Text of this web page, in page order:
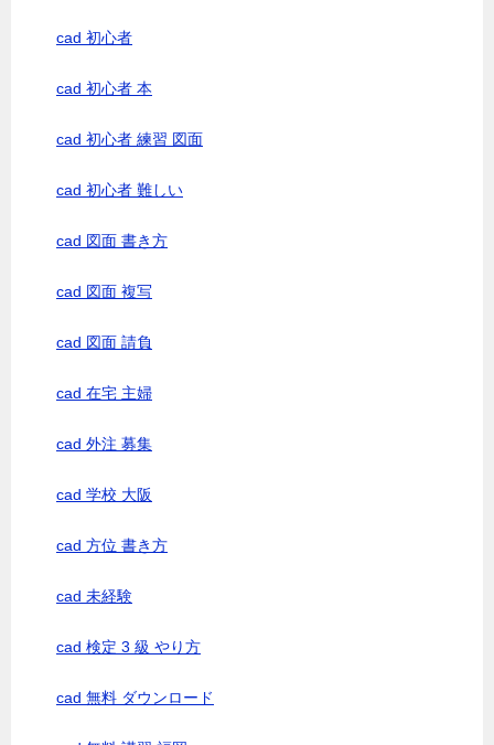
cad 初心者
cad 初心者 本
cad 初心者 練習 図面
cad 初心者 難しい
cad 図面 書き方
cad 図面 複写
cad 図面 請負
cad 在宅 主婦
cad 外注 募集
cad 学校 大阪
cad 方位 書き方
cad 未経験
cad 検定 3 級 やり方
cad 無料 ダウンロード